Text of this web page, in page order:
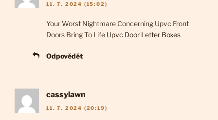
11. 7. 2024 (15:02)
Your Worst Nightmare Concerning Upvc Front
Doors Bring To Life Upvc Door Letter Boxes
Odpovědět
cassylawn
11. 7. 2024 (20:19)